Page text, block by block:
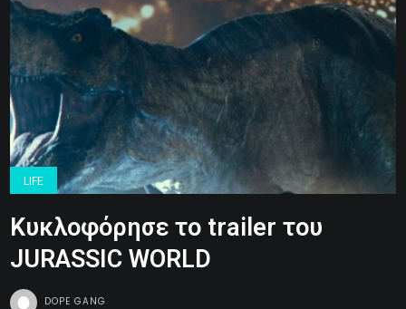
LIFE
Κυκλοφόρησε το trailer του
JURASSIC WORLD
DOPE GANG